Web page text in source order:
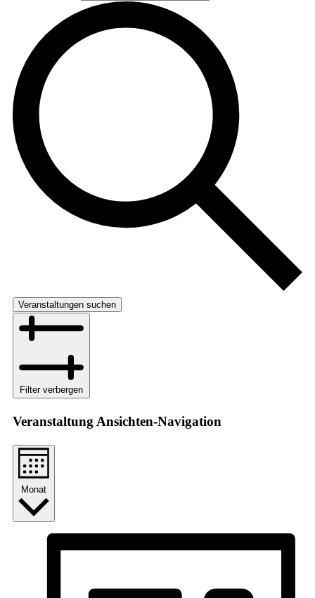
Veranstaltungen suchen
Filter verbergen
Veranstaltung Ansichten-Navigation
Monat